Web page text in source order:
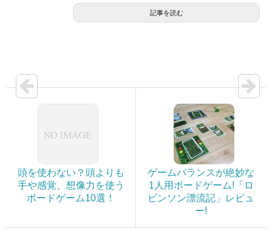
記事を読む
頭を使わない？頭よりも
手や感覚、想像力を使う
ボードゲーム10選！
ゲームバランスが絶妙な
1人用ボードゲーム!「ロ
ビンソン漂流記」レビュ
ー!